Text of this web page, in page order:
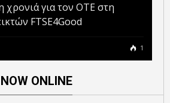
χρονιά για τον ΟΤΕ στη
FTSE4Good
1
ONLINE